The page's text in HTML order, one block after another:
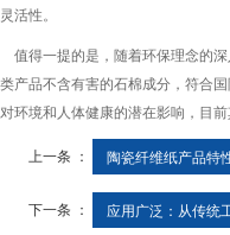
灵活性。
值得一提的是，随着环保理念的
类产品不含有害的石棉成分，符合
对环境和人体健康的潜在影响，目
上一条 ： 陶瓷纤维纸产品特
下一条 ： 应用广泛：从传统